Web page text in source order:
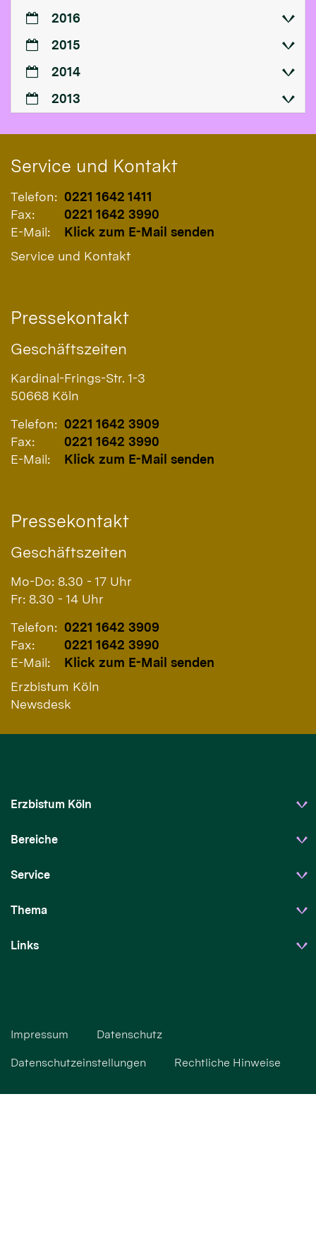
2016
2015
2014
2013
Service und Kontakt
Telefon: 0221 1642 1411
Fax:
0221 1642 3990
E-Mail:
Klick zum E-Mail senden
Service und Kontakt
Pressekontakt
Geschäftszeiten
Kardinal-Frings-Str. 1-3
50668 Köln
Telefon: 0221 1642 3909
Fax:
0221 1642 3990
E-Mail:
Klick zum E-Mail senden
Pressekontakt
Geschäftszeiten
Mo-Do: 8.30 - 17 Uhr
Fr: 8.30 - 14 Uhr
Telefon: 0221 1642 3909
Fax:
0221 1642 3990
E-Mail:
Klick zum E-Mail senden
Erzbistum Köln
Newsdesk
Erzbistum Köln
Bereiche
Service
Thema
Links
Impressum Datenschutz
Datenschutzeinstellungen Rechtliche Hinweise